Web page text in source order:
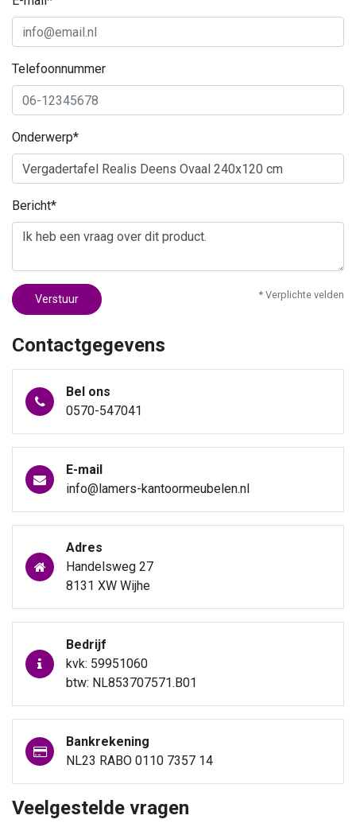
Telefoonnummer
Onderwerp*
Bericht*
Verstuur * Verplichte velden
Contactgegevens
Bel ons
0570-547041
E-mail
info@lamers-kantoormeubelen.nl
Adres
Handelsweg 27
8131 XW Wijhe
Bedrijf
kvk: 59951060
btw: NL853707571.B01
Bankrekening
NL23 RABO 0110 7357 14
Veelgestelde vragen